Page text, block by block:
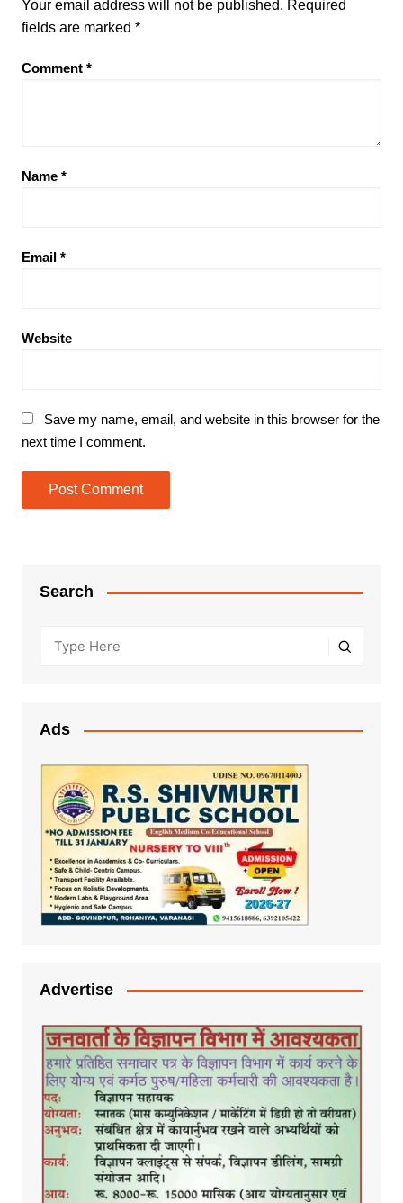
Your email address will not be published. Required
fields are marked *
Comment *
Name *
Email *
Website
Save my name, email, and website in this browser for the
next time I comment.
Search
Ads
Advertise